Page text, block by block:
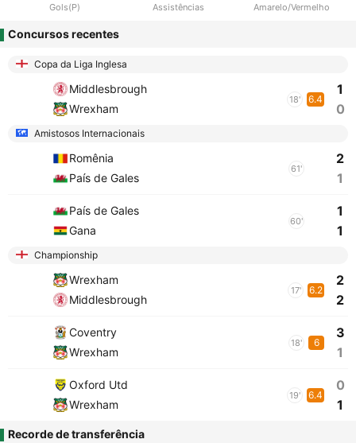
Gols(P) Assistências Amarelo/Vermelho
Concursos recentes
Copa da Liga Inglesa
Middlesbrough
Wrexham
18' 6.4
1
0
Amistosos Internacionais
Romênia
País de Gales
61'
2
1
País de Gales
Gana
60'
1
1
Championship
Wrexham
Middlesbrough
17' 6.2
2
2
Coventry
Wrexham
18' 6
3
1
Oxford Utd
Wrexham
19' 6.4
0
1
Recorde de transferência